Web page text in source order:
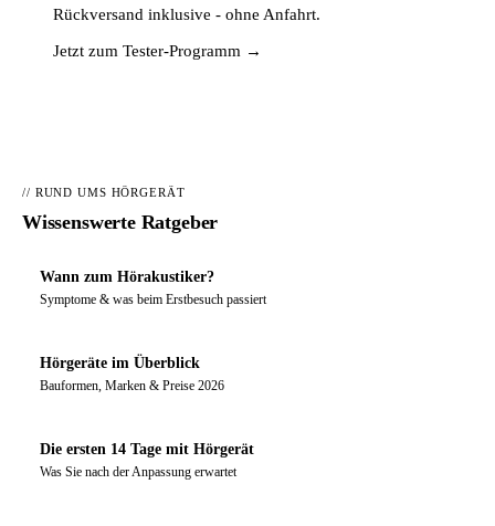
Rückversand inklusive - ohne Anfahrt.
Jetzt zum Tester-Programm →
// RUND UMS HÖRGERÄT
Wissenswerte Ratgeber
Wann zum Hörakustiker?
Symptome & was beim Erstbesuch passiert
Hörgeräte im Überblick
Bauformen, Marken & Preise 2026
Die ersten 14 Tage mit Hörgerät
Was Sie nach der Anpassung erwartet